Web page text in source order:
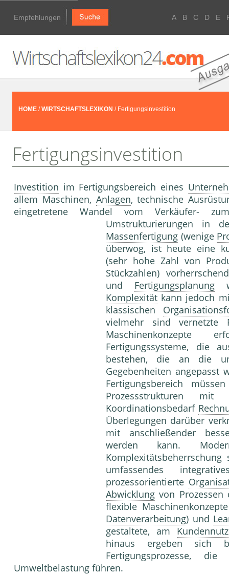
Empfehlungen A B C D E
HOME /WIRTSCHAFTSLEXIKON / Fertigungsinvestition
Fertigungsinvestition
Investition im Fertigungsbereich eines
allem Maschinen, Anlagen, technische
eingetretene Wandel vom Verkäufer-
Umstrukturierungen in
Massenfertigung (wenige
überwog, ist heute eine
(sehr hohe Zahl von
Stückzahlen)
und Fertigungsplanung
Komplexität kann jedoch
klassischen
vielmehr sind vernetzte
Maschinenkonzepte
Fertigungssysteme, die
bestehen, die an die
Gegebenheiten angepasst
Fertigungsbereich
Prozessstrukturen
Koordinationsbedarf
Überlegungen darüber
mit anschließender
werden kann.
umfassendes
prozessorientierte
Abwicklung von Prozessen
flexible
Datenverarbeitung) und
gestaltete, am
hinaus ergeben sich
Fertigungsprozesse,
Umweltbelastung führen.